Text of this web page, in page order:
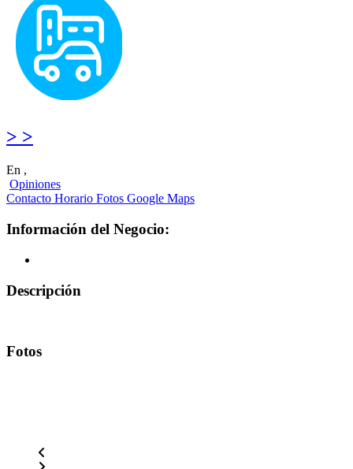
> >
En ,
Opiniones
Contacto Horario Fotos Google Maps
Información del Negocio:
Descripción
Fotos